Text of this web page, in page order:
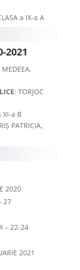
a IX-a A
2021
MEDEEA,
: TORJOC
XI-a B
PATRICIA,
2020
27
– 22-24
2021